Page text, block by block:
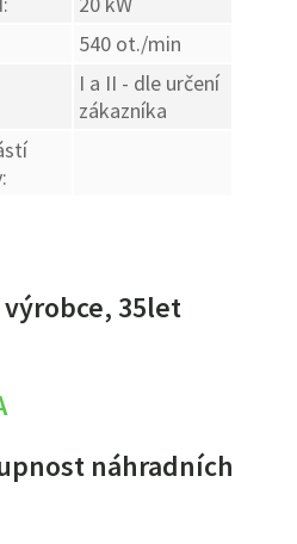
540 ot./min
I a II - dle určení
zákazníka
35let
náhradních